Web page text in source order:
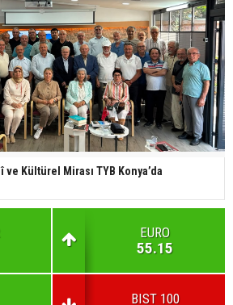
Kültürel Mirası TYB Konya’da
EURO
55.15
BIST 100